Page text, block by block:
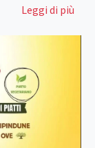
Leggi di più